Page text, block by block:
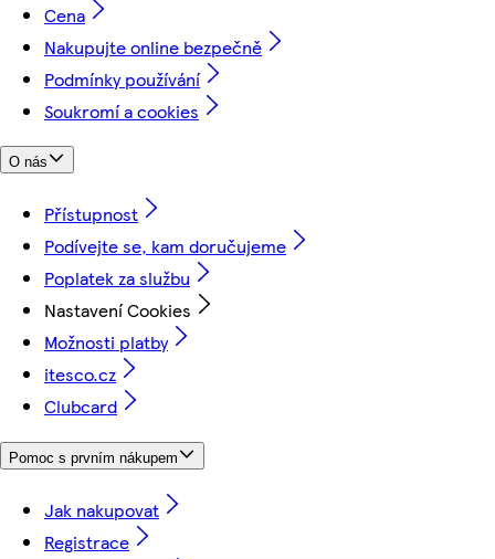
Cena
Nakupujte online bezpečně
Podmínky používání
Soukromí a cookies
O nás
Přístupnost
Podívejte se, kam doručujeme
Poplatek za službu
Nastavení Cookies
Možnosti platby
itesco.cz
Clubcard
Pomoc s prvním nákupem
Jak nakupovat
Registrace